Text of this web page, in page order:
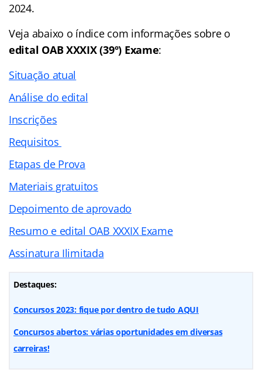
2024.
Veja abaixo o índicecom informações sobre o
edital OAB XXXIX (39º) Exame:
Situação atual
Análise do edital
Inscrições
Requisitos
Etapas de Prova
Materiais gratuitos
Depoimento de aprovado
Resumo e edital OAB XXXIX Exame
Assinatura Ilimitada
Destaques:
Concursos 2023: fique por dentro de tudo AQUI
Concursos abertos: várias oportunidades em diversas
carreiras!